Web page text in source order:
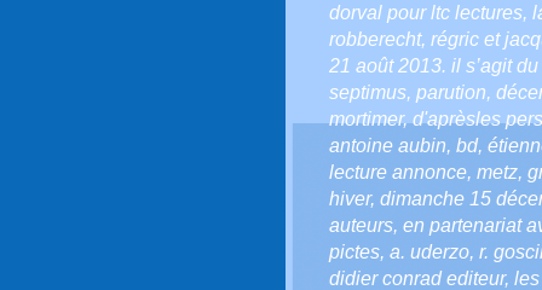
dorval pour ltc lectures,
robberecht, régric et
21 août 2013. il s’agit
septimus, parution,
mortimer,d'aprèsles
antoine aubin, bd,
lecture annonce, metz,
hiver, dimanche 15
auteurs, en partenariat
pictes, a. uderzo, r.
didier conrad editeur,